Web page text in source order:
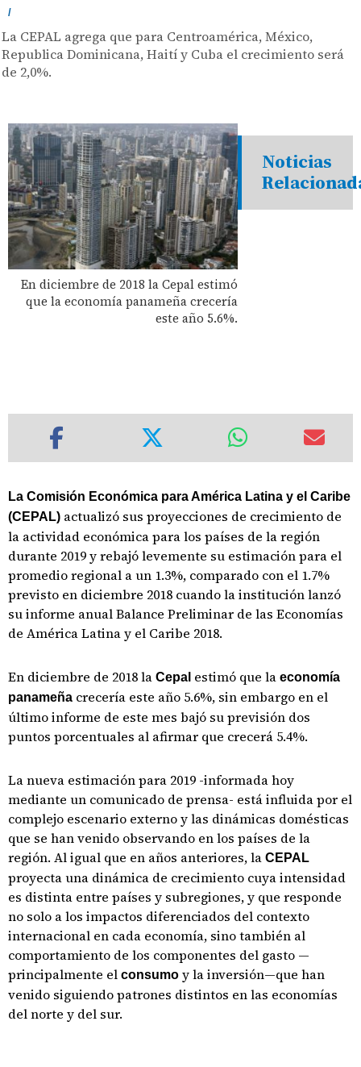
/
La CEPAL agrega que para Centroamérica, México,
Republica Dominicana, Haití y Cuba el crecimiento será
de 2,0%.
En diciembre de 2018 la Cepal estimó
que la economía panameña crecería
este año 5.6%.
Noticias
La Comisión Económica para América Latina y el Caribe
(CEPAL) actualizó sus proyecciones de crecimiento de
la actividad económica para los países de la región
durante 2019 y rebajó levemente su estimación para el
promedio regional a un 1.3%, comparado con el 1.7%
previsto en diciembre 2018 cuando la institución lanzó
su informe anual Balance Preliminar de las Economías
de América Latina y el Caribe 2018.
En diciembre de 2018 la Cepal estimó que la economía
panameña crecería este año 5.6%, sin embargo en el
último informe de este mes bajó su previsión dos
puntos porcentuales al afirmar que crecerá 5.4%.
La nueva estimación para 2019 -informada hoy
mediante un comunicado de prensa- está influida por el
complejo escenario externo y las dinámicas domésticas
que se han venido observando en los países de la
región. Al igual que en años anteriores, la CEPAL
proyecta una dinámica de crecimiento cuya intensidad
es distinta entre países y subregiones, y que responde
no solo a los impactos diferenciados del contexto
internacional en cada economía, sino también al
comportamiento de los componentes del gasto —
principalmente el consumo y la inversión—que han
venido siguiendo patrones distintos en las economías
del norte y del sur.